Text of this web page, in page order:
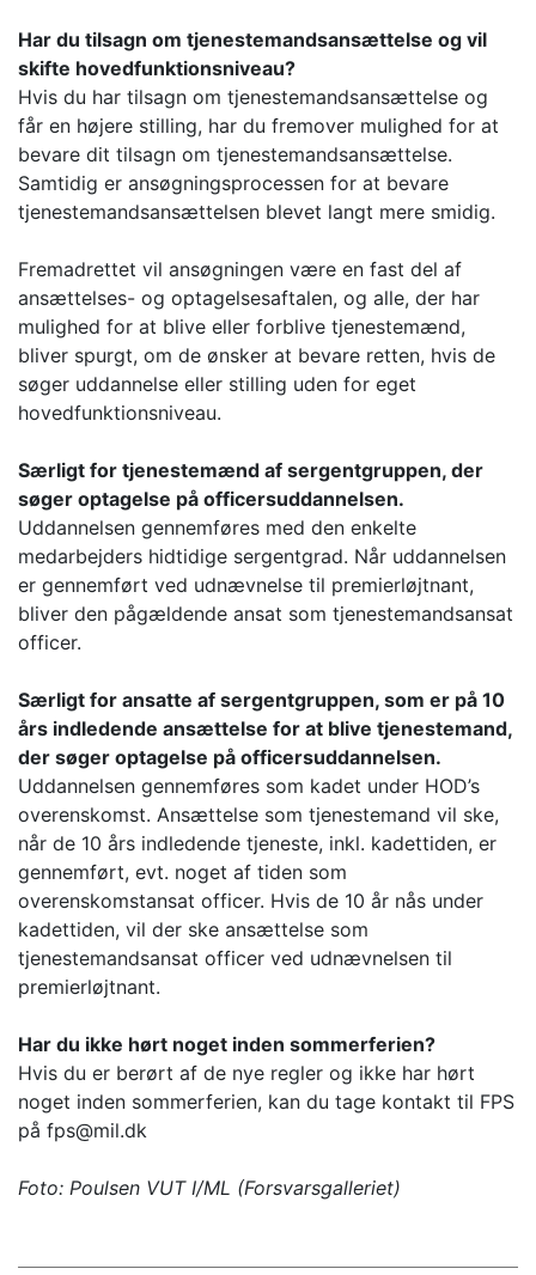
Har du tilsagn om tjenestemandsansættelse og vil
skifte hovedfunktionsniveau?
Hvis du har tilsagn om tjenestemandsansættelse og
får en højere stilling, har du fremover mulighed for at
bevare dit tilsagn om tjenestemandsansættelse.
Samtidig er ansøgningsprocessen for at bevare
tjenestemandsansættelsen blevet langt mere smidig.
Fremadrettet vil ansøgningen være en fast del af
ansættelses- og optagelsesaftalen, og alle, der har
mulighed for at blive eller forblive tjenestemænd,
bliver spurgt, om de ønsker at bevare retten, hvis de
søger uddannelse eller stilling uden for eget
hovedfunktionsniveau.
Særligt for tjenestemænd af sergentgruppen, der
søger optagelse på officersuddannelsen.
Uddannelsen gennemføres med den enkelte
medarbejders hidtidige sergentgrad. Når uddannelsen
er gennemført ved udnævnelse til premierløjtnant,
bliver den pågældende ansat som tjenestemandsansat
officer.
Særligt for ansatte af sergentgruppen, som er på 10
års indledende ansættelse for at blive tjenestemand,
der søger optagelse på officersuddannelsen.
Uddannelsen gennemføres som kadet under HOD’s
overenskomst. Ansættelse som tjenestemand vil ske,
når de 10 års indledende tjeneste, inkl. kadettiden, er
gennemført, evt. noget af tiden som
overenskomstansat officer. Hvis de 10 år nås under
kadettiden, vil der ske ansættelse som
tjenestemandsansat officer ved udnævnelsen til
premierløjtnant.
Har du ikke hørt noget inden sommerferien?
Hvis du er berørt af de nye regler og ikke har hørt
noget inden sommerferien, kan du tage kontakt til FPS
på fps@mil.dk
Foto: Poulsen VUT I/ML (Forsvarsgalleriet)